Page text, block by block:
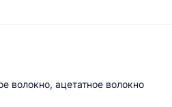
волокно, ацетатное волокно